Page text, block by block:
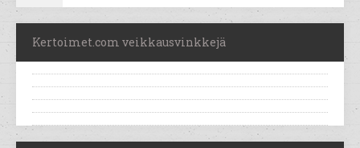
Kertoimet.com veikkausvinkkejä